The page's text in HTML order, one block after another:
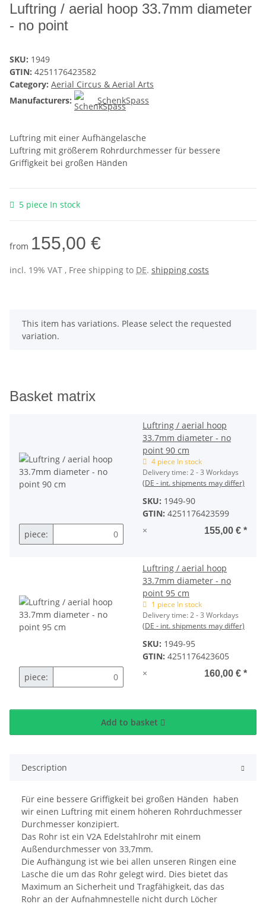
Luftring / aerial hoop 33.7mm diameter
- no point
SKU: 1949
GTIN: 4251176423582
Category: Aerial Circus & Aerial Arts
Manufacturers:
SchenkSpass
Luftring mit einer Aufhängelasche
Luftring mit größerem Rohrdurchmesser für bessere
Griffigkeit bei großen Händen
5 piece In stock
from 155,00 €
incl. 19% VAT , Free shipping to DE. shipping costs
x
This item has variations. Please select the requested
variation.
Basket matrix
Luftring / aerial hoop
33.7mm diameter - no
point 90 cm
4 piece In stock
Delivery time:2 - 3 Workdays
(DE - int. shipments may differ)
SKU: 1949-90
GTIN: 4251176423599
piece:
× 155,00 € *
Luftring / aerial hoop
33.7mm diameter - no
point 95 cm
1 piece In stock
Delivery time:2 - 3 Workdays
(DE - int. shipments may differ)
SKU: 1949-95
GTIN: 4251176423605
piece:
× 160,00 € *
Add to basket
Description
Für eine bessere Griffigkeit bei großen Händen haben
wir einen Luftring mit einem höheren Rohrduchmesser
Durchmesser konzipiert.
Das Rohr ist ein V2A Edelstahlrohr mit einem
Außendurchmesser von 33,7mm.
Die Aufhängung ist wie bei allen unseren Ringen eine
Lasche die um das Rohr gelegt wird. Dies bietet das
Maximum an Sicherheit und Tragfähigkeit, das das
Rohr an der Aufnahmnestelle nicht durch Löcher